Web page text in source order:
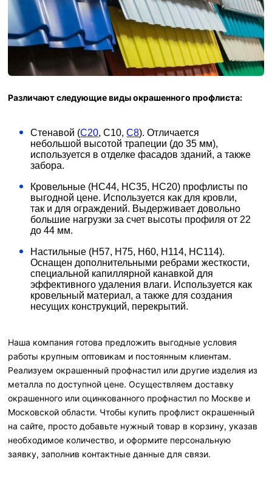
Различают следующие виды окрашенного профлиста:
Стенавой (С20, С10,С8). Отличается
небольшой высотой трапеции (до 35 мм),
используется в отделке фасадов зданий, а также
забора.
Кровельные (HC44, HC35, HC20) профлисты по
выгодной цене. Используется как для кровли,
так и для ограждений. Выдерживает довольно
большие нагрузки за счет высоты профиля от 22
до 44 мм.
Настильные (H57, H75, H60, H114, HC114).
Оснащен дополнительными ребрами жесткости,
специальной капиллярной канавкой для
эффективного удаления влаги. Используется как
кровельный материал, а также для создания
несущих конструкций, перекрытий.
Наша компания готова предложить выгодные условия
работы крупным оптовикам и постоянным клиентам.
Реализуем окрашенный профнастил или другие изделия из
металла по доступной цене. Осуществляем доставку
окрашенного или оцинкованного профнастил по Москве и
Московской области. Чтобы купить профлист окрашенный
на сайте, просто добавьте нужный товар в корзину, указав
необходимое количество, и оформите персональную
заявку, заполнив контактные данные для связи.